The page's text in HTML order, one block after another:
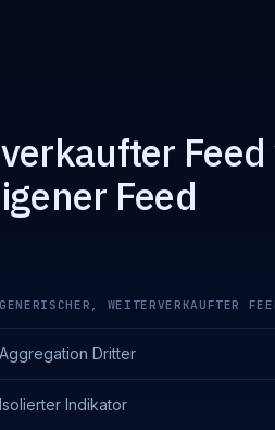
Feed
Feed
GENERISCHER, WEITERVERKAUFTER
Aggregation Dritter
Isolierter Indikator